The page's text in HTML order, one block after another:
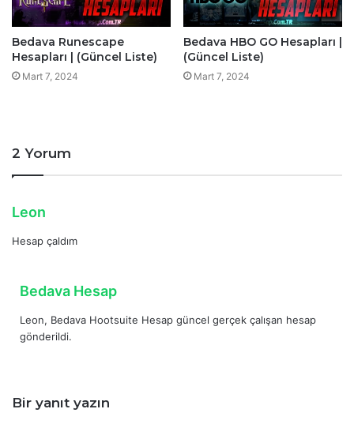
Bedava Runescape
Hesapları | (Güncel Liste)
Mart 7, 2024
Bedava HBO GO Hesapları |
(Güncel Liste)
Mart 7, 2024
2 Yorum
Leon
d
i
Hesap çaldım
Bedava Hesap
d
Leon, Bedava Hootsuite Hesap güncel gerçek çalışan hesap
gönderildi.
Bir yanıt yazın